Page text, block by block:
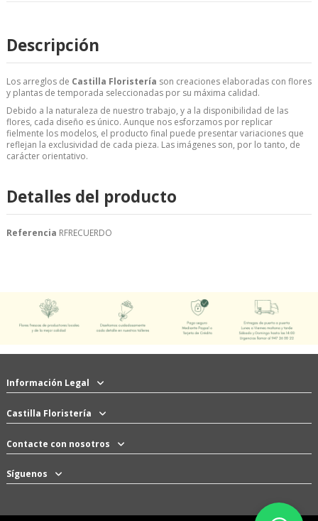
Descripción
Los arreglos de Castilla Floristería son creaciones elaboradas con flores
y plantas de temporada seleccionadas por su máxima calidad.
Debido a la naturaleza de nuestro trabajo, y a la disponibilidad de las
flores, cada diseño es único. Aunque nos esforzamos por replicar
fielmente los modelos, el producto final puede presentar variaciones que
reflejan la exclusividad de cada pieza. Las imágenes son, por lo tanto, de
carácter orientativo.
Detalles del producto
Referencia RFRECUERDO
Información Legal
Castilla Floristería
Contacte con nosotros
Síguenos